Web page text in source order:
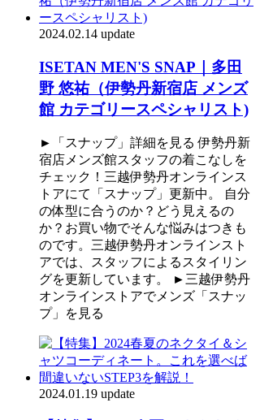
2024.02.14 update
ISETAN MEN'S SNAP｜多田
野 悠祐（伊勢丹新宿店 メンズ
館 カテゴリースペシャリスト)
►「スナップ」詳細を見る 伊勢丹新
宿店メンズ館スタッフの着こなしを
チェック！三越伊勢丹オンラインス
トアにて「スナップ」更新中。 自分
の体型に合うのか？どう見えるの
か？お買い物でそんな悩みはつきも
のです。三越伊勢丹オンラインスト
アでは、スタッフによるスタイリン
グを更新しています。 ►三越伊勢丹
オンラインストアでメンズ「スナッ
プ」を見る
2024.01.19 update